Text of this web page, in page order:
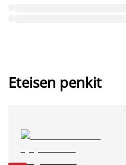
Eteisen penkit